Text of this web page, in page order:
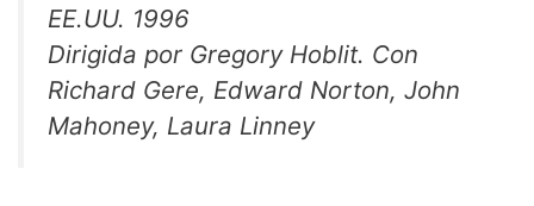
EE.UU. 1996
Dirigida por Gregory Hoblit. Con
Richard Gere, Edward Norton, John
Mahoney, Laura Linney